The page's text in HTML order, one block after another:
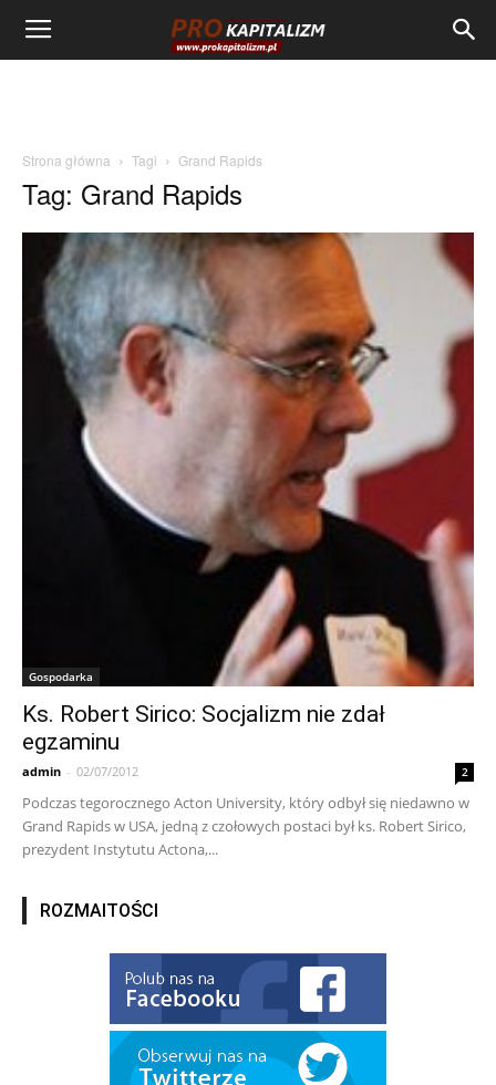
Strona główna Tagi Grand Rapids
Tag: Grand Rapids
Gospodarka
Ks. Robert Sirico: Socjalizm nie zdał
egzaminu
admin - 02/07/2012 2
Podczas tegorocznego Acton University, który odbył się niedawno w
Grand Rapids w USA, jedną z czołowych postaci był ks. Robert Sirico,
prezydent Instytutu Actona,...
ROZMAITOŚCI